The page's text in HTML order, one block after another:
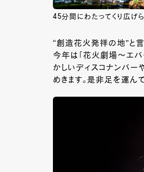
45分間にわたってくり広げ
“創造花火発祥の地”と言
今年は「花火劇場～エバ
かしいディスコナンバ
めきます。是非足を運ん